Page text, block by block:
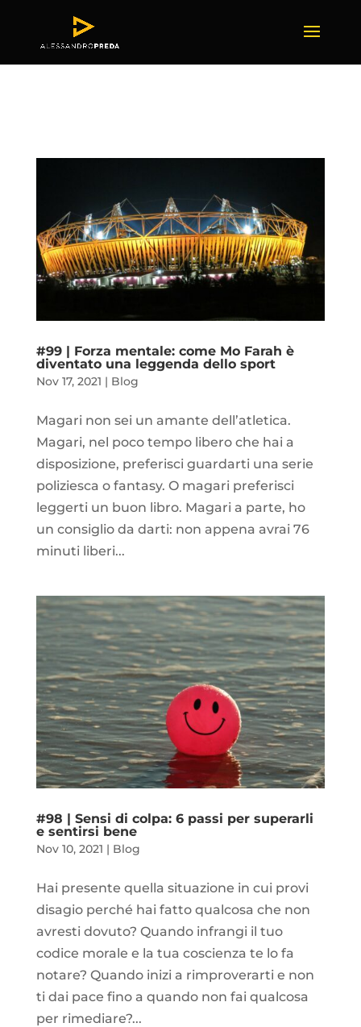
#99 | Forza mentale: come Mo Farah è
diventato una leggenda dello sport
Nov 17, 2021 | Blog
Magari non sei un amante dell’atletica.
Magari, nel poco tempo libero che hai a
disposizione, preferisci guardarti una serie
poliziesca o fantasy. O magari preferisci
leggerti un buon libro. Magari a parte, ho
un consiglio da darti: non appena avrai 76
minuti liberi...
#98 | Sensi di colpa: 6 passi per superarli
e sentirsi bene
Nov 10, 2021 | Blog
Hai presente quella situazione in cui provi
disagio perché hai fatto qualcosa che non
avresti dovuto? Quando infrangi il tuo
codice morale e la tua coscienza te lo fa
notare? Quando inizi a rimproverarti e non
ti dai pace fino a quando non fai qualcosa
per rimediare?...